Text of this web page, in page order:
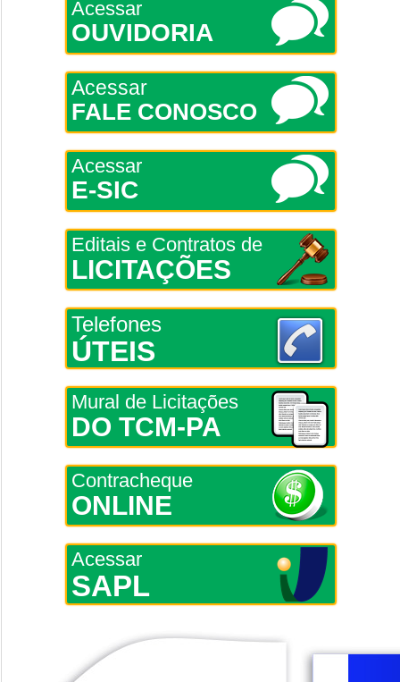
Acessar
OUVIDORIA
Acessar
FALE CONOSCO
Acessar
E-SIC
Editais e Contratos de
LICITAÇÕES
Telefones
ÚTEIS
Mural de Licitações
DO TCM-PA
Contracheque
ONLINE
Acessar
SAPL